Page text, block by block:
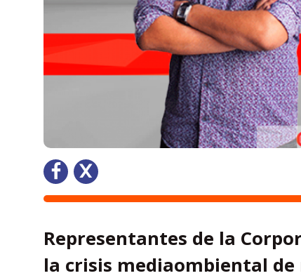
Representantes de la
la crisis mediaombiental de